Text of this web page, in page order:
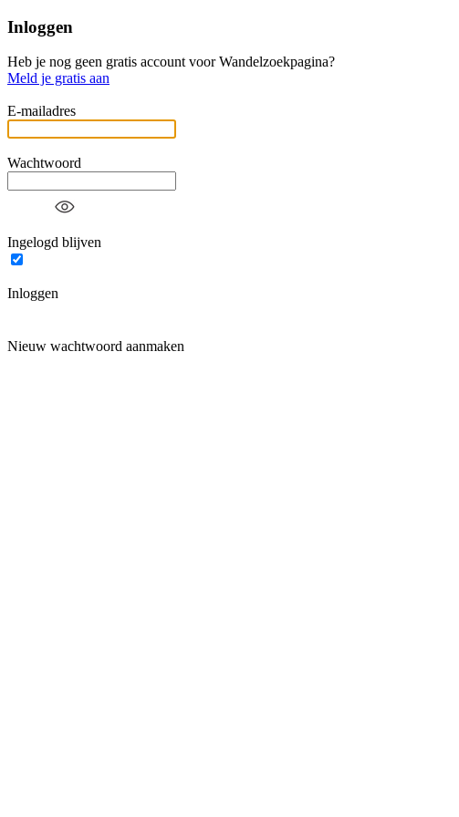
Inloggen
Heb je nog geen gratis account voor Wandelzoekpagina?
Meld je gratis aan
E-mailadres
Wachtwoord
Ingelogd blijven
Inloggen
Nieuw wachtwoord aanmaken